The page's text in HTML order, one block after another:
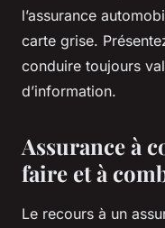
l’assurance
carte grise.
conduire toujours
d’information.
Assurance à
faire et à
Le recours à un